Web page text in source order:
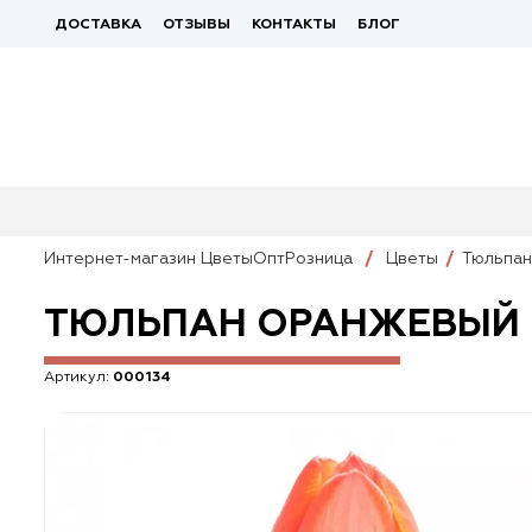
ДОСТАВКА ОТЗЫВЫ КОНТАКТЫ БЛОГ
Интернет-магазин ЦветыОптРозница Цветы Тюльпан
ТЮЛЬПАН ОРАНЖЕВЫЙ
Артикул: 000134